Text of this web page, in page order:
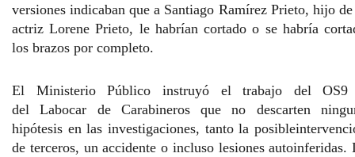
versiones indicaban que a Santiago Ramírez Prieto, hijo
actriz Lorene Prieto, le habrían cortado o se habría
los brazos por completo.
El Ministerio Público instruyó el trabajo del
del Labocar de Carabineros que no descarten
hipótesis en las investigaciones, tanto la posible
de terceros, un accidente o incluso lesiones autoinferidas.